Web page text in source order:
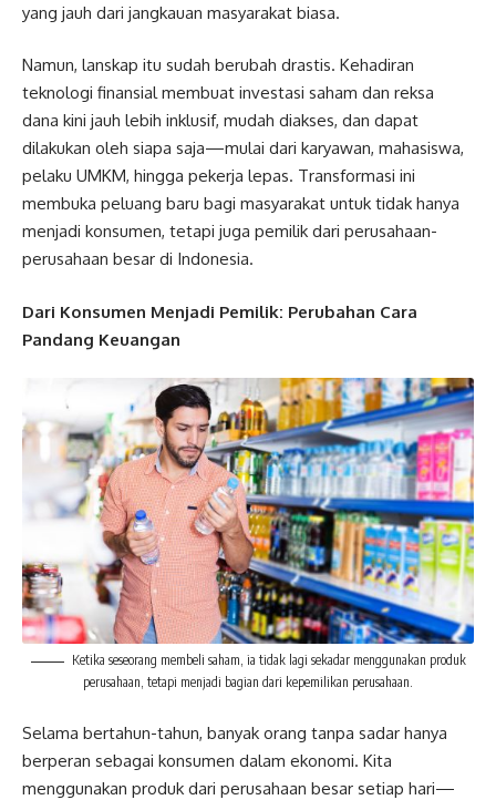
yang jauh dari jangkauan masyarakat biasa.
Namun, lanskap itu sudah berubah drastis. Kehadiran
teknologi finansial membuat investasi saham dan reksa
dana kini jauh lebih inklusif, mudah diakses, dan dapat
dilakukan oleh siapa saja—mulai dari karyawan, mahasiswa,
pelaku UMKM, hingga pekerja lepas. Transformasi ini
membuka peluang baru bagi masyarakat untuk tidak hanya
menjadi konsumen, tetapi juga pemilik dari perusahaan-
perusahaan besar di Indonesia.
Dari Konsumen Menjadi Pemilik: Perubahan Cara
Pandang Keuangan
Ketika seseorang membeli saham, ia tidak lagi sekadar menggunakan produk
perusahaan, tetapi menjadi bagian dari kepemilikan perusahaan.
Selama bertahun-tahun, banyak orang tanpa sadar hanya
berperan sebagai konsumen dalam ekonomi. Kita
menggunakan produk dari perusahaan besar setiap hari—